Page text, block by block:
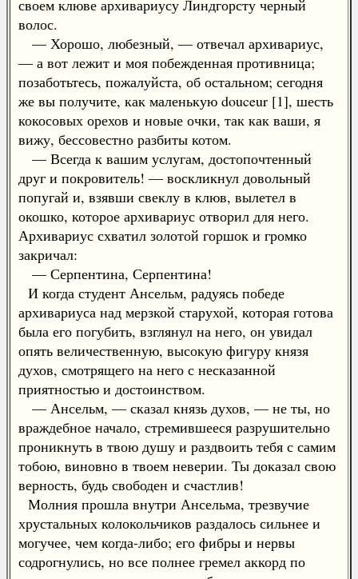
своем клюве архивариусу Линдгорсту черный
волос.
— Хорошо, любезный, — отвечал архивариус,
— а вот лежит и моя побежденная противница;
позаботьтесь, пожалуйста, об остальном; сегодня
же вы получите, как маленькую douceur [1], шесть
кокосовых орехов и новые очки, так как ваши, я
вижу, бессовестно разбиты котом.
— Всегда к вашим услугам, достопочтенный
друг и покровитель! — воскликнул довольный
попугай и, взявши свеклу в клюв, вылетел в
окошко, которое архивариус отворил для него.
Архивариус схватил золотой горшок и громко
закричал:
— Серпентина, Серпентина!
И когда студент Ансельм, радуясь победе
архивариуса над мерзкой старухой, которая готова
была его погубить, взглянул на него, он увидал
опять величественную, высокую фигуру князя
духов, смотрящего на него с несказанной
приятностью и достоинством.
— Ансельм, — сказал князь духов, — не ты, но
враждебное начало, стремившееся разрушительно
проникнуть в твою душу и раздвоить тебя с самим
тобою, виновно в твоем неверии. Ты доказал свою
верность, будь свободен и счастлив!
Молния прошла внутри Ансельма, трезвучие
хрустальных колокольчиков раздалось сильнее и
могучее, чем когда-либо; его фибры и нервы
содрогнулись, но все полнее гремел аккорд по